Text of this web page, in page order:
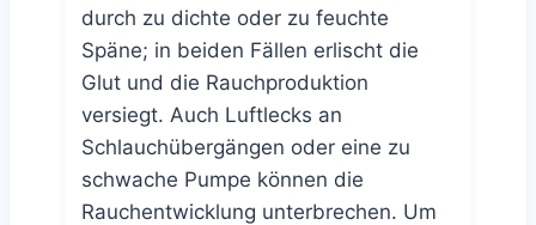
durch zu dichte oder zu feuchte
Späne; in beiden Fällen erlischt die
Glut und die Rauchproduktion
versiegt. Auch Luftlecks an
Schlauchübergängen oder eine zu
schwache Pumpe können die
Rauchentwicklung unterbrechen. Um